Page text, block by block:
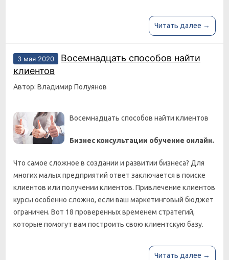
Читать далее →
3 мая 2020
Восемнадцать способов найти
клиентов
Автор: Владимир Полуянов
Восемнадцать способов найти клиентов
Бизнес консультации обучение онлайн.
Что самое сложное в создании и развитии бизнеса? Для
многих малых предприятий ответ заключается в поиске
клиентов или получении клиентов. Привлечение клиентов
курсы особенно сложно, если ваш маркетинговый бюджет
ограничен. Вот 18 проверенных временем стратегий,
которые помогут вам построить свою клиентскую базу.
Читать далее →